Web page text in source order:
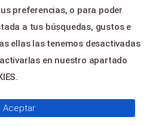
46380
Reserved
preferencias, o para poder
a tus búsquedas, gustos e
ellas las tenemos desactivadas
en nuestro apartado
Aceptar